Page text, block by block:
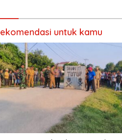
untuk kamu